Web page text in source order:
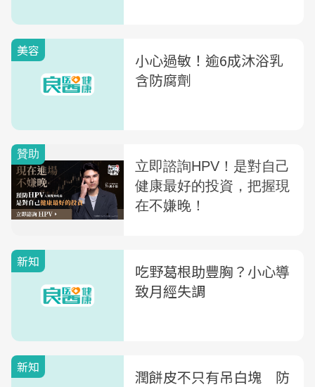
美容
小心過敏！逾6成沐浴乳
含防腐劑
新知
吃野葛根助豐胸？小心導
致月經失調
新知
潤餅皮不只有吊白塊 防